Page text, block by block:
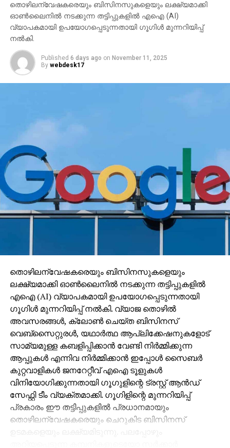
തൊഴിലന്വേഷകരെയും ബിസിനസുകളെയും ലക്ഷ്യമാക്കി
ഓണ്‍ലൈനില്‍ നടക്കുന്ന തട്ടിപ്പുകളില്‍ എഐ (AI)
വ്യാപകമായി ഉപയോഗപ്പെടുന്നതായി ഗൂഗിള്‍ മുന്നറിയിപ്പ്
നല്‍കി.
Published 6 days ago on November 11, 2025
By webdesk17
തൊഴിലന്വേഷകരെയും ബിസിനസുകളെയും
ലക്ഷ്യമാക്കി ഓണ്‍ലൈനില്‍ നടക്കുന്ന തട്ടിപ്പുകളില്‍
എഐ (AI) വ്യാപകമായി ഉപയോഗപ്പെടുന്നതായി
ഗൂഗിള്‍ മുന്നറിയിപ്പ് നല്‍കി. വ്യാജ തൊഴില്‍
അവസരങ്ങള്‍, ക്ലോണ്‍ ചെയ്ത ബിസിനസ്
വെബ്‌സൈറ്റുരള്‍, യഥാര്‍ത്ഥ ആപ്ലിക്കേഷനുകളോട്
സാമ്യമുള്ള കബളിപ്പിക്കാന്‍ വേണ്ടി നിര്‍മ്മിക്കുന്ന
ആപ്പുകള്‍ എന്നിവ നിര്‍മ്മിക്കാന്‍ ഇപ്പോള്‍ സൈബര്‍
കുറ്റവാളികള്‍ ജനറേറ്റീവ് എഐ ടൂളുകള്‍
വിനിയോഗിക്കുന്നതായി ഗൂഗുളിന്റെ ട്രസ്റ്റ് ആന്‍ഡ്
സേഫ്റ്റി ടീം വ്യക്തമാക്കി. ഗൂഗിളിന്റെ മുന്നറിയിപ്പ്
പ്രകാരം ഈ തട്ടിപ്പുകളില്‍ പ്രധാനമായും
തൊഴിലന്വേഷകരെയും ചെറുകിട ബിസിനസ്